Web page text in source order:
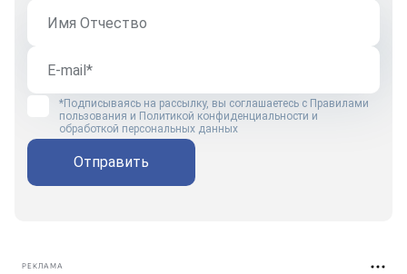
*Подписываясь на рассылку, вы соглашаетесь с Правилами
пользования и Политикой конфиденциальности и
обработкой персональных данных
Отправить
РЕКЛАМА